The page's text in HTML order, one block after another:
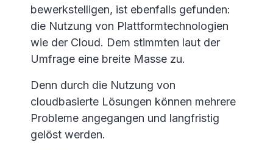
bewerkstelligen, ist ebenfalls gefunden:
die Nutzung von Plattformtechnologien
wie der Cloud. Dem stimmten laut der
Umfrage eine breite Masse zu.
Denn durch die Nutzung von
cloudbasierte Lösungen können mehrere
Probleme angegangen und langfristig
gelöst werden.